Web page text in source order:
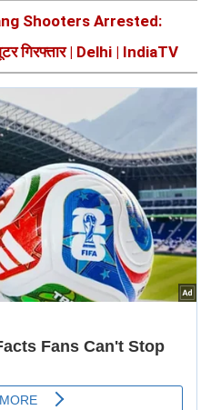
Shooters Arrested:
गिरफ्तार | Delhi | IndiaTV